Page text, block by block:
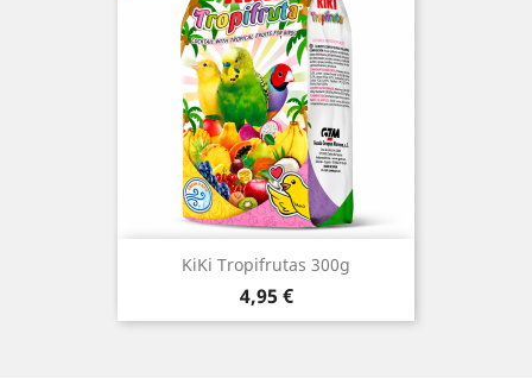
KiKi Tropifrutas 300g
Precio
4,95 €